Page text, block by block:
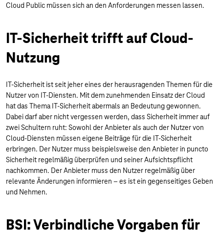
Cloud Public müssen sich an den Anforderungen messen lassen.
IT-Sicherheit trifft auf Cloud-
Nutzung
IT-Sicherheit ist seit jeher eines der herausragenden Themen für die
Nutzer von IT-Diensten. Mit dem zunehmenden Einsatz der Cloud
hat das Thema IT-Sicherheit abermals an Bedeutung gewonnen.
Dabei darf aber nicht vergessen werden, dass Sicherheit immer auf
zwei Schultern ruht: Sowohl der Anbieter als auch der Nutzer von
Cloud-Diensten müssen eigene Beiträge für die IT-Sicherheit
erbringen. Der Nutzer muss beispielsweise den Anbieter in puncto
Sicherheit regelmäßig überprüfen und seiner Aufsichtspflicht
nachkommen. Der Anbieter muss den Nutzer regelmäßig über
relevante Änderungen informieren – es ist ein gegenseitiges Geben
und Nehmen.
BSI: Verbindliche Vorgaben für